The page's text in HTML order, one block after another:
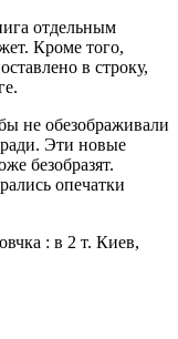
отдельным
Кроме того,
в строку,
не обезображивали
Эти новые
безобразят.
опечатки
: в 2 т. Киев,